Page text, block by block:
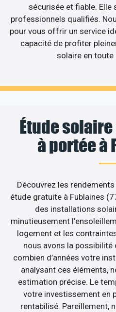
sécurisée et fiable. Elle
professionnels qualifiés.
pour vous offrir un service
capacité de profiter
solaire en toute
Étude
à portée à
Découvrez les
étude gratuite à Fublaines
des installations
minutieusement
logement et les
nous avons la possibilité
combien d’années votre
analysant ces éléments,
estimation précise. Le
votre investissement en
rentabilisé. Pareillement,